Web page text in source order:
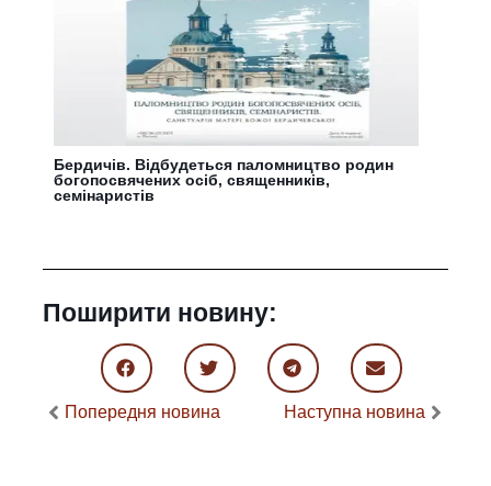
Бердичів. Відбудеться паломництво родин
богопосвячених осіб, священників,
семінаристів
Поширити новину:
Попередня новина Наступна новина